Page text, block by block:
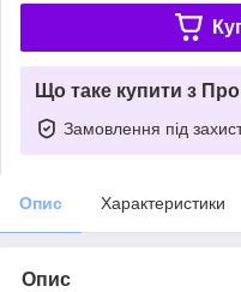
Що таке купити з
Замовлення під
Опис Характеристики
Опис